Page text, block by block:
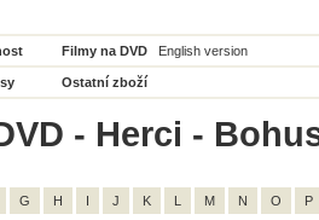
Filmy na DVD English version
Ostatní zboží
- Herci -
G H I J K L M N O P